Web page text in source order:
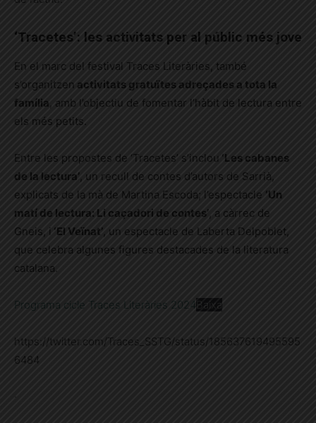
‘Tracetes’: les activitats per al públic més jove
En el marc del festival Traces Literàries, també
s’organitzen activitats gratuïtes adreçades a tota la
família , amb l’objectiu de fomentar l’hàbit de lectura entre
els més petits.
Entre les propostes de ‘Tracetes’ s’inclou ‘Les cabanes
de la lectura’, un recull de contes d’autors de Sarrià,
explicats de la mà de Martina Escoda; l’espectacle ‘Un
matí de lectura: Li caçadori de contes’ , a càrrec de
Gneis, i ‘El Veïnat’, un espectacle de Laberta Delpoblet,
que celebra algunes figures destacades de la literatura
catalana.
Programa cicle Traces Literàries 2024 Baixa
https://twitter.com/Traces_SSTG/status/185637619495595
6484